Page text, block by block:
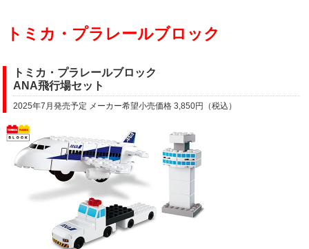
トミカ・プラレールブロック
トミカ・プラレールブロック
ANA飛行場セット
2025年7月発売予定 メーカー希望小売価格 3,850円（税込）